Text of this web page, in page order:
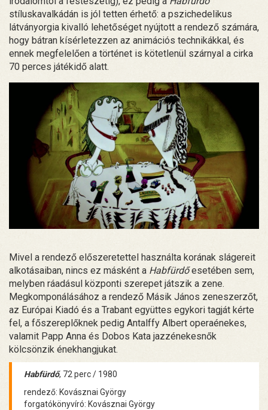
stíluskavalkádán is jól tetten érhető: a pszichedelikus
látványorgia kivalló lehetőséget nyújtott a rendező számára,
hogy bátran kísérletezzen az animációs technikákkal, és
ennek megfelelően a történet is kötetlenül szárnyal a cirka
70 perces játékidő alatt.
Mivel a rendező előszeretettel használta korának slágereit
alkotásaiban, nincs ez másként a Habfürdőesetében sem,
melyben ráadásul központi szerepet játszik a zene.
Megkomponálásához a rendező Másik János zeneszerzőt,
az Európai Kiadó és a Trabant együttes egykori tagját kérte
fel, a főszereplőknek pedig Antalffy Albert operaénekes,
valamit Papp Anna és Dobos Kata jazzénekesnők
kölcsönzik énekhangjukat.
Habfürdő, 72 perc / 1980
rendező: Kovásznai György
forgatókönyvíró: Kovásznai György